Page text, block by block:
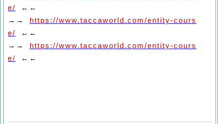
e/
←←
→→
https://www.taccaworld.com/entity-cours
e/
←←
→→
https://www.taccaworld.com/entity-cours
e/
←←